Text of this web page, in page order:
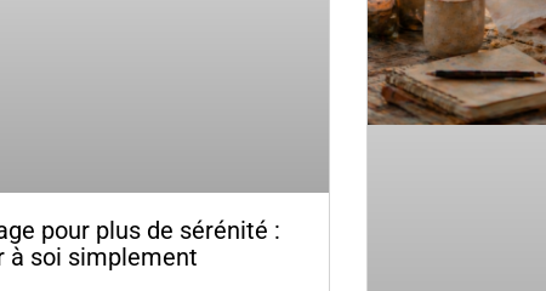
pour plus de sérénité :
à soi simplement